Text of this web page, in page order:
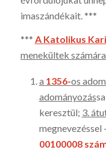
imaszándékait. ***
*** A Katolikus
menekültek
a 1356-os
adományozás
keresztül; 3.
megnevezéssel
00100008